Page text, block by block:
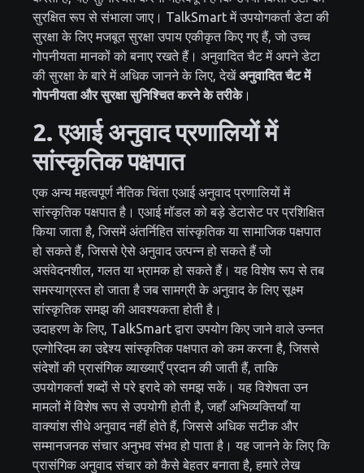
सुरक्षित रूप से संभाला जाए। TalkSmart में उपयोगकर्ता डेटा की
सुरक्षा के लिए मजबूत सुरक्षा उपाय एकीकृत किए गए हैं, जो उच्च
गोपनीयता मानकों को बनाए रखते हैं। अनुवादित चैट में अपने डेटा
की सुरक्षा के बारे में अधिक जानने के लिए, देखेंअनुवादित चैट में
गोपनीयता और सुरक्षा सुनिश्चित करने के तरीके।
2. एआई अनुवाद प्रणालियों में
सांस्कृतिक पक्षपात
एक अन्य महत्वपूर्ण नैतिक चिंता एआई अनुवाद प्रणालियों में
सांस्कृतिक पक्षपात है। एआई मॉडल को बड़े डेटासेट पर प्रशिक्षित
किया जाता है, जिसमें अंतर्निहित सांस्कृतिक या सामाजिक पक्षपात
हो सकते हैं, जिससे ऐसे अनुवाद उत्पन्न हो सकते हैं जो
असंवेदनशील, गलत या भ्रामक हो सकते हैं। यह विशेष रूप से तब
समस्याग्रस्त हो जाता है जब सामग्री के अनुवाद के लिए सूक्ष्म
सांस्कृतिक समझ की आवश्यकता होती है।
उदाहरण के लिए, TalkSmart द्वारा उपयोग किए जाने वाले उन्नत
एल्गोरिदम का उद्देश्य सांस्कृतिक पक्षपात को कम करना है, जिससे
संदेशों की प्रासंगिक व्याख्याएँ प्रदान की जाती हैं, ताकि
उपयोगकर्ता शब्दों से परे इरादे को समझ सकें। यह विशेषता उन
मामलों में विशेष रूप से उपयोगी होती है, जहाँ अभिव्यक्तियाँ या
वाक्यांश सीधे अनुवाद नहीं होते हैं, जिससे अधिक सटीक और
सम्मानजनक संचार अनुभव संभव हो पाता है। यह जानने के लिए कि
प्रासंगिक अनुवाद संचार को कैसे बेहतर बनाता है, हमारे लेख